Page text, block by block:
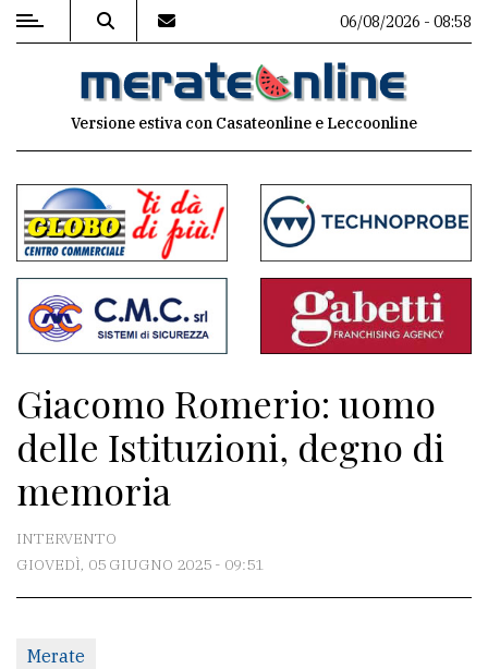
MENU
commenti
Contenuti
del
sito
Associazioni
Meteo
CONTATTI
Scrivici
06/08/2026 - 08:58
Versione estiva con Casateonline e Leccoonline
Giacomo Romerio: uomo
delle Istituzioni, degno di
memoria
INTERVENTO
GIOVEDÌ, 05 GIUGNO 2025 - 09:51
Merate